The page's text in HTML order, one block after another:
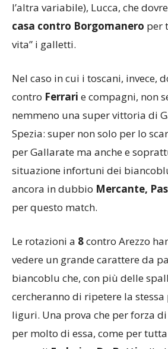
l’altra variabile), Lucca, che
casa contro Borgomanero per
vita” i galletti.
Nel caso in cui i toscani, invece,
contro Ferrari e compagni, non
nemmeno una super vittoria di
Spezia: super non solo per lo
per Gallarate ma anche e
situazione infortuni dei
ancora in dubbio Mercante,
per questo match.
Le rotazioni a 8contro Arezzo
vedere un grande carattere da
biancoblu che, con più delle
cercheranno di ripetere la
liguri. Una prova che per forza
per molto di essa, come per